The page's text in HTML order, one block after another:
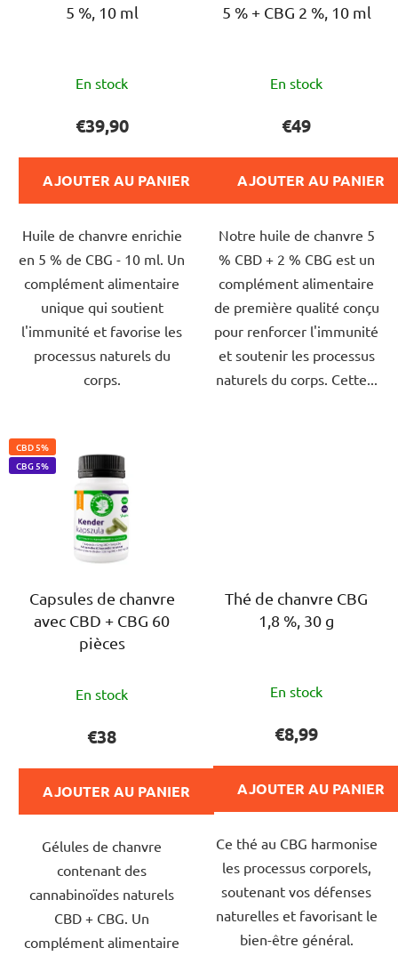
5 %, 10 ml
moyenne
produit
est
de
sur
5
étoiles.
En stock
€39,90
AJOUTER AU PANIER
Huile de chanvre enrichie
en 5 % de CBG - 10 ml. Un
complément alimentaire
unique qui soutient
l'immunité et favorise les
processus naturels du
corps.
5 % + CBG 2 %, 10 ml
moyenne
est
de
sur
5
étoiles.
En stock
€49
AJOUTER AU PANIER
Notre huile de chanvre 5
% CBD + 2 % CBG est un
complément alimentaire
de première qualité conçu
pour renforcer l'immunité
et soutenir les processus
naturels du corps. Cette...
CBD 5%
CBG 5%
Capsules de chanvre
avec CBD + CBG 60
pièces
moyenne
du
de
sur
5
étoiles.
En stock
€38
AJOUTER AU PANIER
Gélules de chanvre
contenant des
cannabinoïdes naturels
CBD + CBG. Un
complément alimentaire
Thé de chanvre CBG
1,8 %, 30 g
moyenne
du
produit
de
sur
5
étoiles.
En stock
€8,99
AJOUTER AU PANIER
Ce thé au CBG harmonise
les processus corporels,
soutenant vos défenses
naturelles et favorisant le
bien-être général.